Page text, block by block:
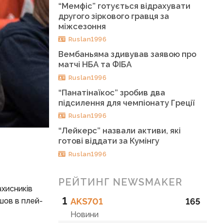
в плей-
“Мемфіс” готується відрахувати
другого зіркового гравця за
міжсезоння
Ruslan1996
Вембаньяма здивував заявою про
матчі НБА та ФІБА
Ruslan1996
“Панатінаїкос” зробив два
підсилення для чемпіонату Греції
Ruslan1996
“Лейкерс” назвали активи, які
готові віддати за Кумінгу
Ruslan1996
РЕЙТИНГ NEWSMAKER
1 AKS701
Новини
165